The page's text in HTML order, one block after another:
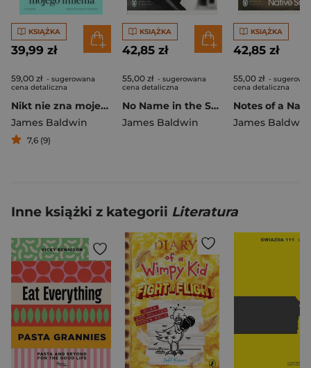
KSIĄŻKA
39,99 zł
59,00 zł - sugerowana
cena detaliczna
Nikt nie zna mojego imienia Dalsze zapiski syna tego kraju
James Baldwin
7,6 (9)
KSIĄŻKA
42,85 zł
55,00 zł - sugerowana
cena detaliczna
No Name in the Street wer. angielska
James Baldwin
KSIĄŻKA
42,85 zł
55,00 zł -
cena detaliczna
James Baldwin
Inne książki z kategorii Literatura